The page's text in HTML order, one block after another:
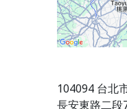
104094 台北
長安東路二段